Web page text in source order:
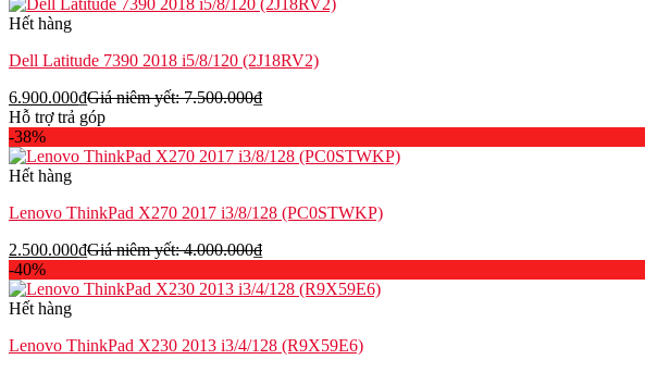
Hết hàng
Dell Latitude 7390 2018 i5/8/120 (2J18RV2)
6.900.000₫Giá niêm yết:7.500.000₫
Hỗ trợ trả góp
-38%
Hết hàng
Lenovo ThinkPad X270 2017 i3/8/128 (PC0STWKP)
2.500.000₫Giá niêm yết:4.000.000₫
-40%
Hết hàng
Lenovo ThinkPad X230 2013 i3/4/128 (R9X59E6)